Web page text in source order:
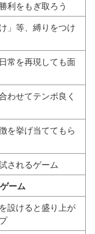
利をもぎ取ろう
」等、縛りをつけ
常を再現しても面
わせてテンポ良く
を挙げ当ててもら
されるゲーム
ーム
設けると盛り上が